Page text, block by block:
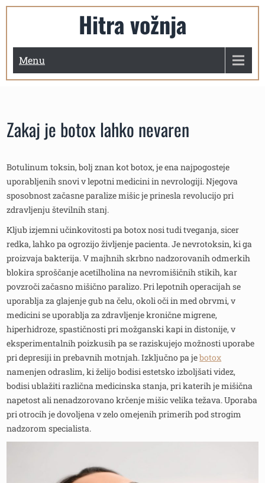
Skip
Hitra vožnja
Menu
Zakaj je botox lahko nevaren
Botulinum toksin, bolj znan kot botox, je ena najpogosteje
uporabljenih snovi v lepotni medicini in nevrologiji. Njegova
sposobnost začasne paralize mišic je prinesla revolucijo pri
zdravljenju številnih stanj.
Kljub izjemni učinkovitosti pa botox nosi tudi tveganja, sicer
redka, lahko pa ogrozijo življenje pacienta. Je nevrotoksin, ki ga
proizvaja bakterija. V majhnih skrbno nadzorovanih odmerkih
blokira sproščanje acetilholina na nevromišičnih stikih, kar
povzroči začasno mišično paralizo. Pri lepotnih operacijah se
uporablja za glajenje gub na čelu, okoli oči in med obrvmi, v
medicini se uporablja za zdravljenje kronične migrene,
hiperhidroze, spastičnosti pri možganski kapi in distonije, v
eksperimentalnih poizkusih pa se raziskujejo možnosti uporabe
pri depresiji in prebavnih motnjah. Izključno pa jebotox
namenjen odraslim, ki želijo bodisi estetsko izboljšati videz,
bodisi ublažiti različna medicinska stanja, pri katerih je mišična
napetost ali nenadzorovano krčenje mišic velika težava. Uporaba
pri otrocih je dovoljena v zelo omejenih primerih pod strogim
nadzorom specialista.